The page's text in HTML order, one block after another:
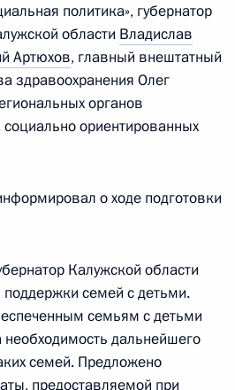
политика», губернатор
области Владислав
Артюхов, главный внештатный
здравоохранения Олег
органов
ориентированных
о ходе подготовки
Калужской области
семей с детьми.
семьям с детьми
дальнейшего
семей. Предложено
предоставляемой при